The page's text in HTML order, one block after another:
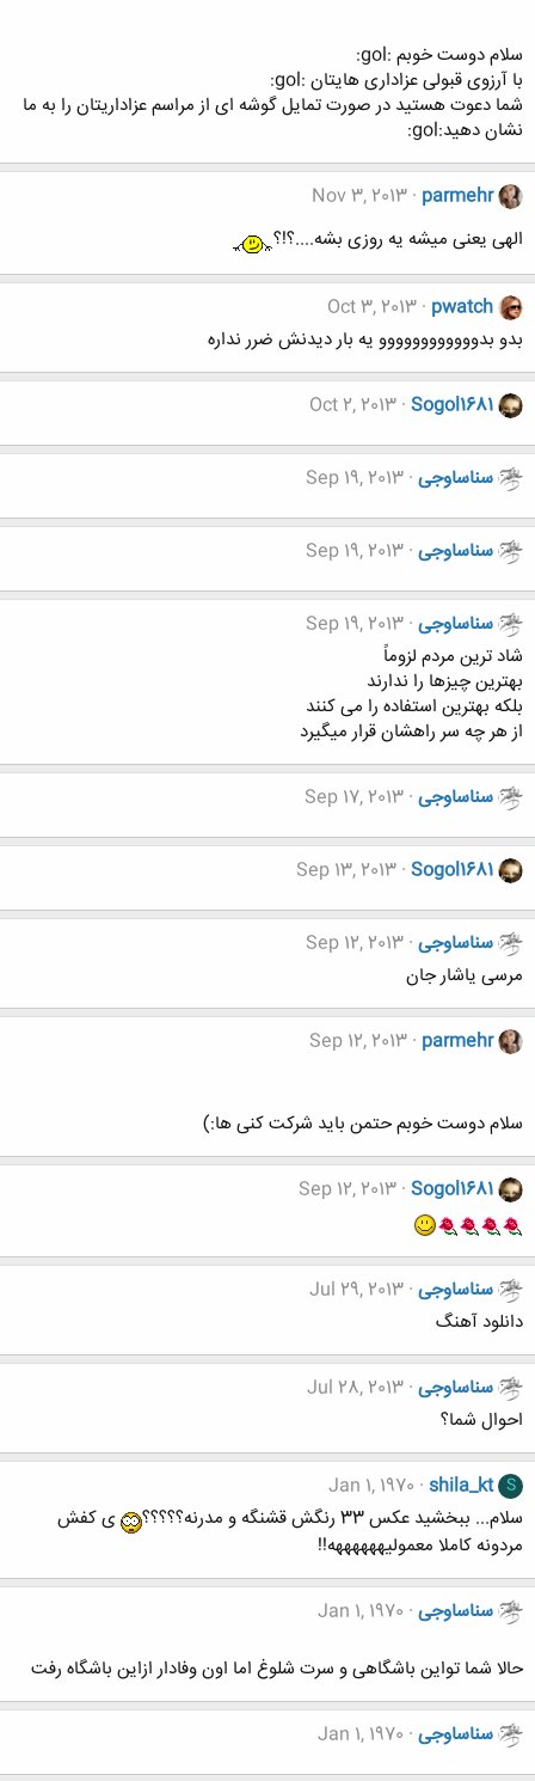
سلام دوست خوبم :gol:
با آرزوی قبولی عزاداری هایتان :gol:
شما دعوت هستید در صورت تمایل گوشه ای از مراسم عزاداریتان را به ما
نشان دهید:gol:
parmehr
Nov 3, 2013
الهی یعنی میشه یه روزی بشه....؟!؟
pwatch
Oct 3, 2013
بدو بدوووووووووووو یه بار دیدنش ضرر نداره
Sogol1681
Oct 2, 2013
سناساوجی Sep 19, 2013
سناساوجی Sep 19, 2013
سناساوجی Sep 19, 2013
شاد ترین مردم لزوماً
بهترین چیزها را ندارند
بلكه بهترین استفاده را می كنند
از هر چه سر راهشان قرار میگیرد
سناساوجی Sep 17, 2013
Sogol1681
Sep 13, 2013
سناساوجی Sep 12, 2013
مرسی یاشار جان
parmehr
Sep 12, 2013
سلام دوست خوبم حتمن باید شرکت کنی ها:)
Sogol1681
Sep 12, 2013
سناساوجی Jul 29, 2013
دانلود آهنگ
سناساوجی Jul 28, 2013
احوال شما؟
S
shila_kt
Jan 1, 1970
سلام... ببخشید عکس 33 رنگش قشنگه و مدرنه؟؟؟؟؟
ی کفش
مردونه کاملا معمولیههههههه!!
سناساوجی Jan 1, 1970
حالا شما تواین باشگاهی و سرت شلوغ اما اون وفادار ازاین باشگاه رفت
سناساوجی Jan 1, 1970